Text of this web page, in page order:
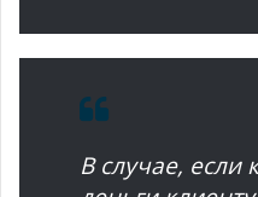
В случае, если